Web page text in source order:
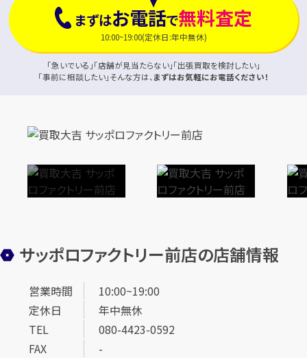
まずはお電話で無料査定
10:00~19:00(定休日:年中無休)
「急いでいる」「店舗が見当たらない」「出張買取を検討したい」
「事前に相談したい」そんな方は、まずはお気軽にお電話ください！
サッポロファクトリー前店の店舗情報
営業時間
10:00~19:00
定休日
年中無休
TEL
080-4423-0592
FAX
-